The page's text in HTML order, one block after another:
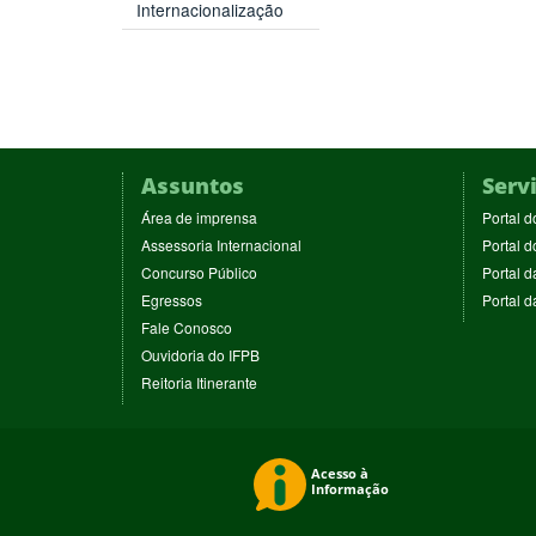
Internacionalização
Assuntos
Área de imprensa
em
nova
Assessoria Internacional
Concurso Público
Egressos(abre
nova
janela)
Fale Conosco
em
nova
janela)
Ouvidoria do IFPB(abre
Reitoria Itinerante(abre
Portal
Portal
Portal
Portal